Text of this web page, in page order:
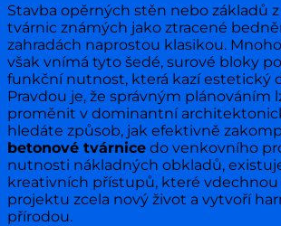
Stavba opěrných stěn nebo základů
tvárnic známých jako ztracené
zahradách naprostou klasikou.
však vnímá tyto šedé, surové bloky
funkční nutnost, která kazí estetický
Pravdou je, že správným plánováním
proměnit v dominantní
hledáte způsob, jak efektivně
betonové tvárnice do venkovního
nutnosti nákladných obkladů,
kreativních přístupů, které vdechnou
projektu zcela nový život a vytvoří
přírodou.